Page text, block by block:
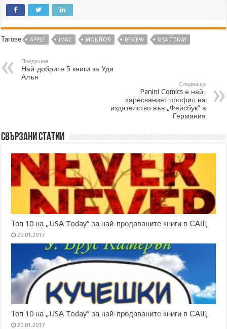
Тагове APPLE IMAC MONITOR REVIEW USA TODAY
Предишна
Най-добрите 5 книги за Уди
Алън
Следваща
Panini Comics е най-
харесваният профил на
издателство във „Фейсбук“ в
Германия
Свързани статии
Топ 10 на „USА Today” за най-продаваните книги в САЩ
29.01.2017
Топ 10 на „USА Today” за най-продаваните книги в САЩ
20.01.2017